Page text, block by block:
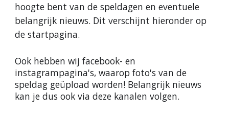
hoogte bent van de speldagen en eventuele
belangrijk nieuws. Dit verschijnt hieronder op
de startpagina.
Ook hebben wij facebook- en
instagrampagina's,waarop foto's van de
speldag geüpload worden! Belangrijk nieuws
kan je dus ook via deze kanalen volgen.